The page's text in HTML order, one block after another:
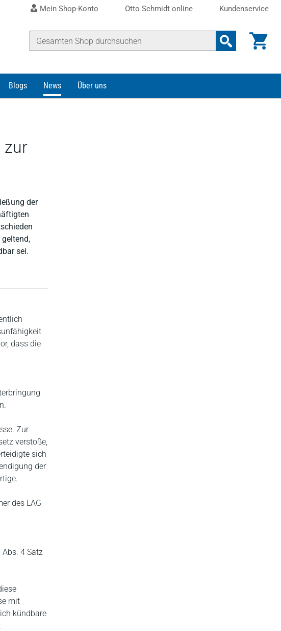
Mein Shop-Konto Otto Schmidt online Kundenservice
Blogs News Über uns
zur
der
sei.
dass die
Zur
verstoße,
sich
der
des LAG
4 Satz
mit
kündbare